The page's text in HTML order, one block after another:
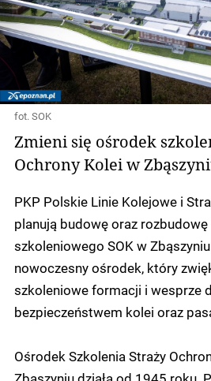
fot. SOK
Zmieni się ośrodek
Ochrony Kolei w
PKP Polskie Linie Kolejowe i
planują budowę oraz rozbudowę
szkoleniowego SOK w
nowoczesny ośrodek, który
szkoleniowe formacji i wesprze
bezpieczeństwem kolei oraz
Ośrodek Szkolenia Straży
Zbąszyniu działa od 1945 roku.